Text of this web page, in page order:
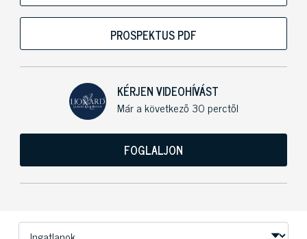
PROSPEKTUS PDF
KÉRJEN VIDEOHÍVÁST
Már a következő 30 perctől
FOGLALJON